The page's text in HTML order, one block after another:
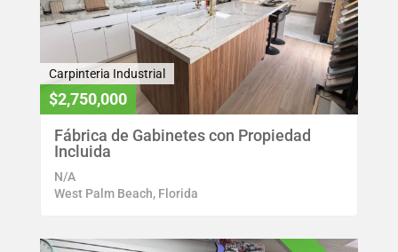
Carpinteria Industrial
$2,750,000
Fábrica de Gabinetes con Propiedad
Incluida
N/A
West Palm Beach, Florida